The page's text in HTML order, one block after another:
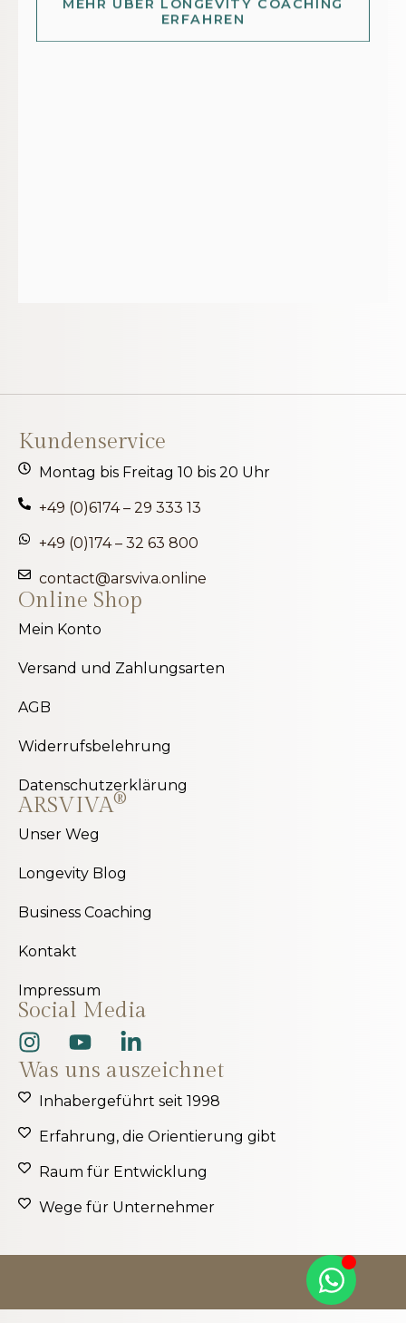
ERFAHREN
Kundenservice
Montag bis Freitag 10 bis 20 Uhr
+49 (0)6174 – 29 333 13
+49 (0)174 – 32 63 800
contact@arsviva.online
Online Shop
Mein Konto
Versand und Zahlungsarten
AGB
Widerrufsbelehrung
Datenschutzerklärung
ARSVIVA®
Unser Weg
Longevity Blog
Business Coaching
Kontakt
Impressum
Social Media
Was uns auszeichnet
Inhabergeführt seit 1998
Erfahrung, die Orientierung gibt
Raum für Entwicklung
Wege für Unternehmer